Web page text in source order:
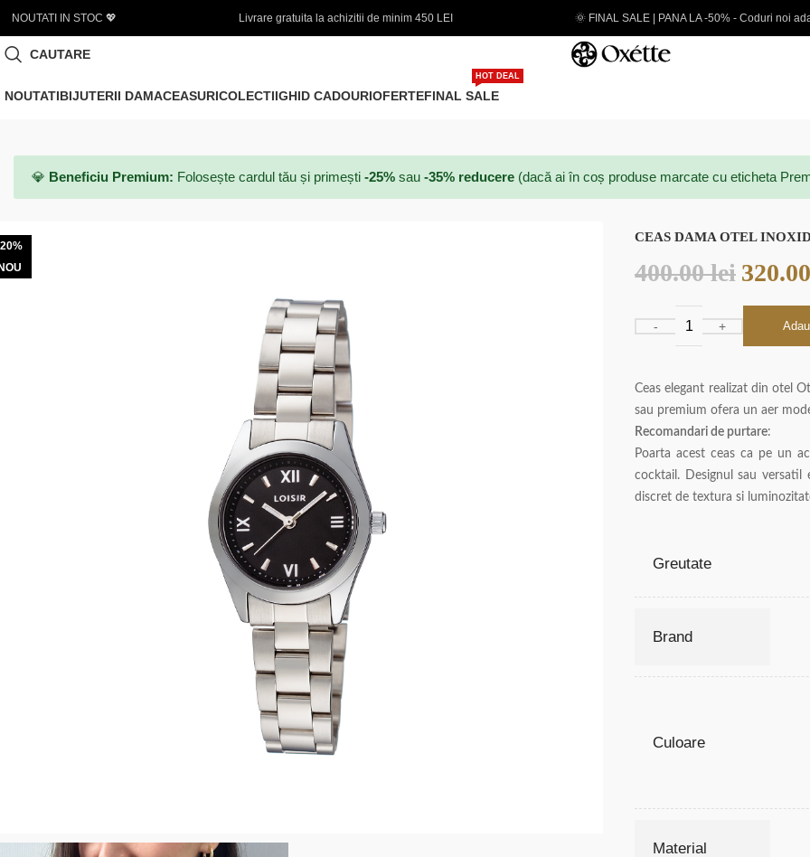
Livrare gratuita la achizitii de minim 450 LEI 🌞 FINAL SALE | PANA LA -50% - Coduri noi adaugate
CAUTARE
NOUTATIBIJUTERII DAMACEASURICOLECTIIGHID CADOURIOFERTEFINAL SALE
HOT DEAL
💎 Beneficiu Premium: Folosește cardul tău și primești -25% sau -35% reducere (dacă ai în coș produse marcate cu eticheta
CEAS DAMA OTEL
400.00lei 320.00
Ceas elegant realizat din otel
sau premium ofera un aer
Recomandari de purtare:
Poarta acest ceas ca pe un
cocktail. Designul sau
discret de textura si
Greutate
Brand
Culoare
Material